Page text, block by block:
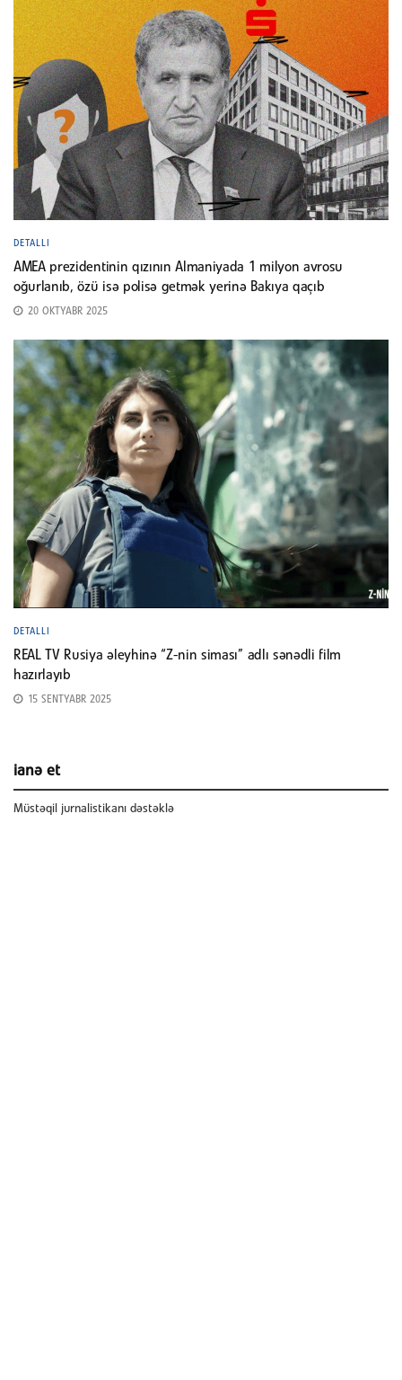
DETALLI
AMEA prezidentinin qızının Almaniyada 1 milyon avrosu
oğurlanıb, özü isə polisə getmək yerinə Bakıya qaçıb
20 OKTYABR 2025
DETALLI
REAL TV Rusiya əleyhinə “Z-nin siması” adlı sənədli film
hazırlayıb
15 SENTYABR 2025
ianə et
Müstəqil jurnalistikanı dəstəklə